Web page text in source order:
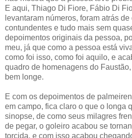
E aqui, Thiago Di Fiore, Fábio Di
levantaram números, foram atrás
contundentes e tudo mais sem
depoimentos originais da pessoa,
meu, já que como a pessoa está
como foi isso, como foi aquilo, e
quadro de homenagens do
bem longe.
E com os depoimentos de
em campo, fica claro o que o longa
sinopse, de como seus milagres
de pegar, o goleiro acabou se
torcida, e com isso acabou